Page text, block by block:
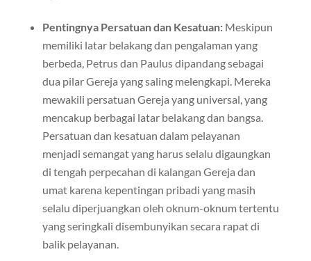
Pentingnya Persatuan dan Kesatuan:Meskipun
memiliki latar belakang dan pengalaman yang
berbeda, Petrus dan Paulus dipandang sebagai
dua pilar Gereja yang saling melengkapi. Mereka
mewakili persatuan Gereja yang universal, yang
mencakup berbagai latar belakang dan bangsa.
Persatuan dan kesatuan dalam pelayanan
menjadi semangat yang harus selalu digaungkan
di tengah perpecahan di kalangan Gereja dan
umat karena kepentingan pribadi yang masih
selalu diperjuangkan oleh oknum-oknum tertentu
yang seringkali disembunyikan secara rapat di
balik pelayanan.